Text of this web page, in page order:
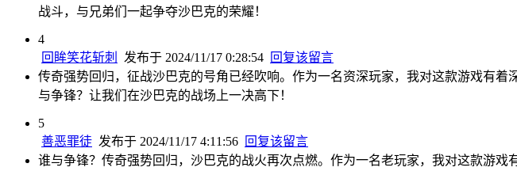
战斗，与兄弟们一起争夺沙巴克的荣耀！
4
回眸笑花斩刺
发布于 2024/11/17 0:28:54 回复该留言
传奇强势回归，征战沙巴克的号角已经吹响。作为一名资深玩家，我对这款游戏有
与争锋？让我们在沙巴克的战场上一决高下！
5
善恶罪徒 发布于 2024/11/17 4:11:56 回复该留言
谁与争锋？传奇强势回归，沙巴克的战火再次点燃。作为一名老玩家，我对这款游